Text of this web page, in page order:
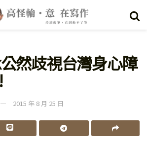
然歧視台灣身心障
2015 年 8 月 25 日